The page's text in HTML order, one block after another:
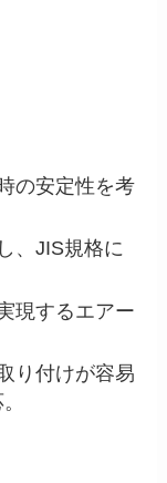
の安定性を考
、JIS規格に
現するエアー
り付けが容易